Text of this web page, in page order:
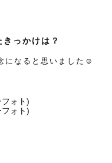
っかけは？
になると思いました☺︎